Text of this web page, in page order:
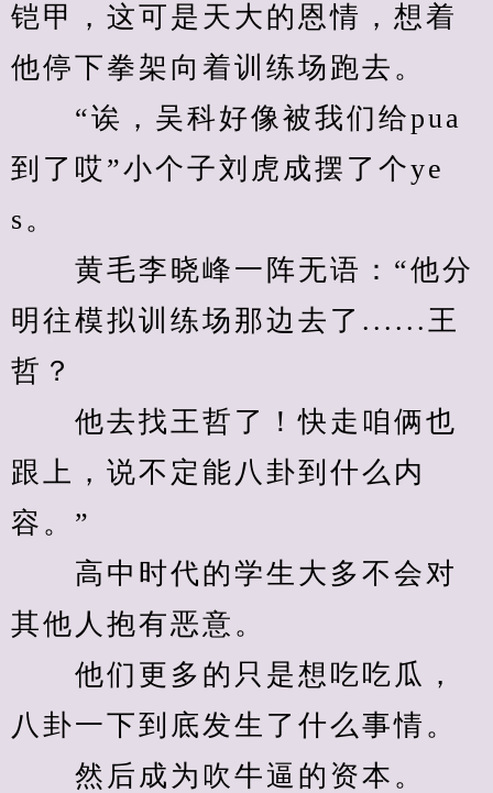
铠甲，这可是天大的恩情，想着
他停下拳架向着训练场跑去。
“诶，吴科好像被我们给pua
到了哎”小个子刘虎成摆了个ye
s。
黄毛李晓峰一阵无语：“他分
明往模拟训练场那边去了......王
哲？
他去找王哲了！快走咱俩也
跟上，说不定能八卦到什么内
容。”
高中时代的学生大多不会对
其他人抱有恶意。
他们更多的只是想吃吃瓜，
八卦一下到底发生了什么事情。
然后成为吹牛逼的资本。